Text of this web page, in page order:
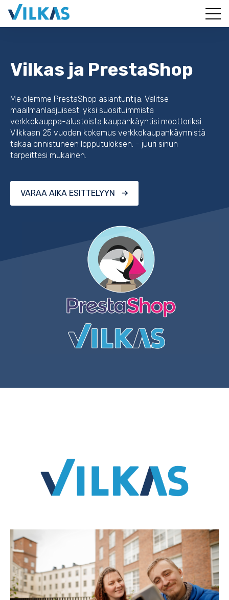
Vilkas ja PrestaShop
Me olemme PrestaShop asiantuntija. Valitse
maailmanlaajuisesti yksi suosituimmista
verkkokauppa-alustoista kaupankäyntisi moottoriksi.
Vilkkaan 25 vuoden kokemus verkkokaupankäynnistä
takaa onnistuneen lopputuloksen. - juuri sinun
tarpeittesi mukainen.
VARAA AIKA ESITTELYYN